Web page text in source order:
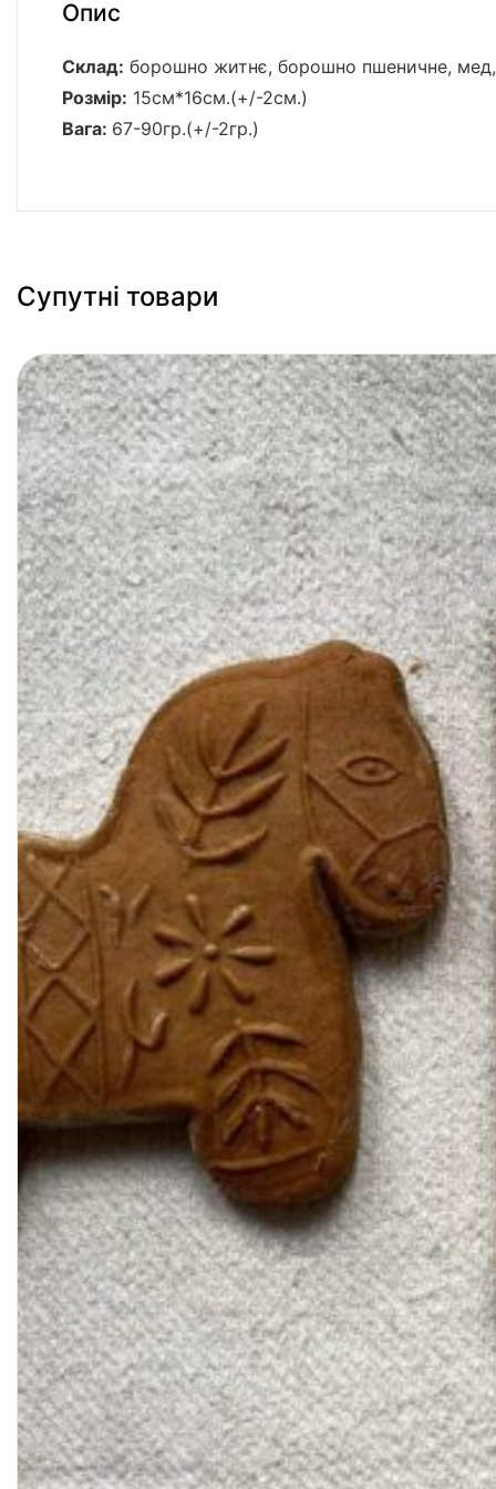
Опис
Склад: борошно житнє, борошно пшеничне,
Розмір: 15см*16см.(+/-2см.)
Вага: 67-90гр.(+/-2гр.)
Супутні товари